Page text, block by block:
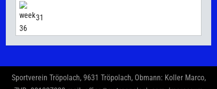
31
Sportverein Tröpolach, 9631 Tröpolach, Obmann: Koller Marco,